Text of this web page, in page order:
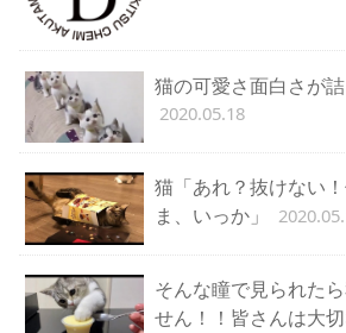
猫の可愛さ面白さが
2020.05.18
猫「あれ？抜けない
ま、いっか」
そんな瞳で見られた
せん！！皆さんは大